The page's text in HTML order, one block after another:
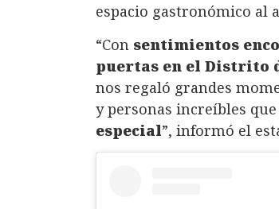
espacio gastronómico al
“Con sentimientos
puertas en el Distrito
nos regaló grandes
y personas increíbles
especial”, informó el